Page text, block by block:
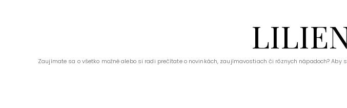
Zaujímate sa o všetko možné alebo si radi prečítate o novinkách, zaujímavostiach či rôznych nápadoch?